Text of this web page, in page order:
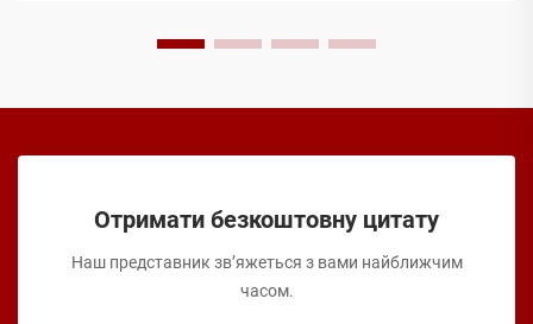
електротехнічним нормам...
Отримати безкоштовну цитату
Наш представник зв’яжеться з вами найближчим
часом.